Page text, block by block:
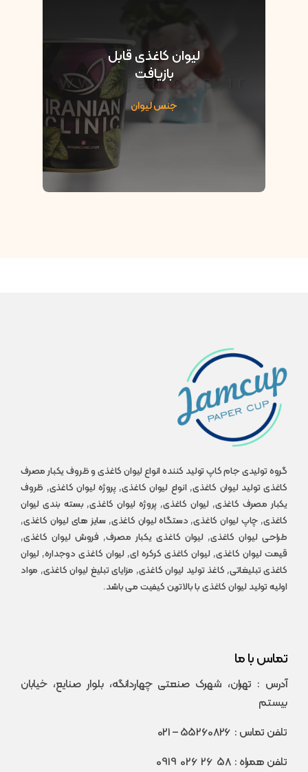
لیوان کاغذی قابل
بازیافت
جنس لیوان
گروه تولیدی جام کاپ تولید کننده انواع لیوان کاغذی و ظروف یکبار مصرف
کاغذی تولید لیوان کاغذی, انواع لیوان کاغذی, پروژه لیوان کاغذی, ظروف
یکبار مصرف کاغذی, لیوان کاغذی, پروژه لیوان کاغذی, بسته بندی لیوان
کاغذی, چاپ لیوان کاغذی, دستگاه لیوان کاغذی, سایز های لیوان کاغذی,
طراحی لیوان کاغذی, لیوان کاغذی یکبار مصرف, فروش لیوان کاغذی,
قیمت لیوان کاغذی, لیوان کاغذی کرکره ای, لیوان کاغذی دوجداره, لیوان
کاغذی تبلیغاتی, کاغذ تولید لیوان کاغذی, مزایای تبلیغ لیوان کاغذی, مواد
اولیه تولید لیوان کاغذی با بالاترین کیفیت می باشد.
تماس با ما
آدرس : تهران، شهرک صنعتی چهاردانگه، بلوار صنایع، خیابان
بیستم
تلفن تماس : 55260826
– 021
تلفن همراه :58 26 026 0919